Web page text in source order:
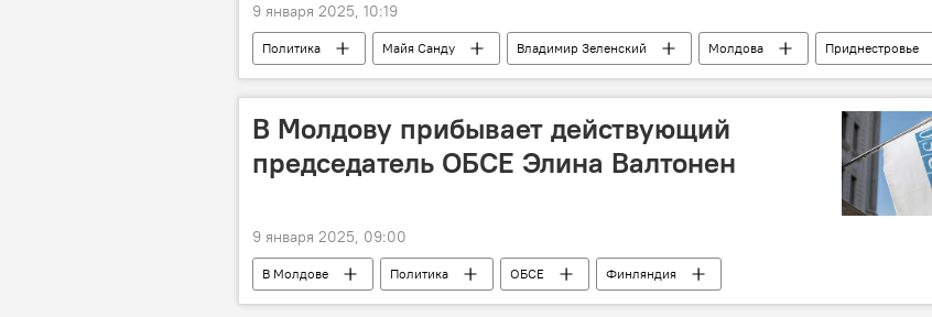
9 января 2025, 10:19
Политика Майя Санду Владимир Зеленский Молдова Приднестровье
В Молдову прибывает действующий
председатель ОБСЕ Элина Валтонен
9 января 2025, 09:00
В Молдове Политика ОБСЕ Финляндия